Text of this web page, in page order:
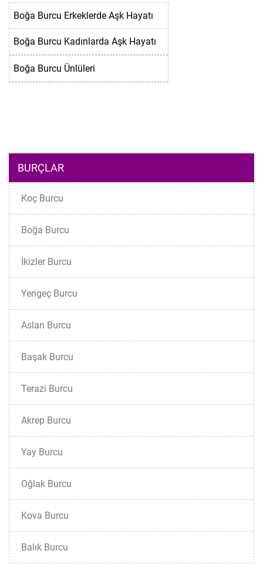
Boğa Burcu Erkeklerde Aşk Hayatı
Boğa Burcu Kadınlarda Aşk Hayatı
Boğa Burcu Ünlüleri
BURÇLAR
Koç Burcu
Boğa Burcu
İkizler Burcu
Yengeç Burcu
Aslan Burcu
Başak Burcu
Terazi Burcu
Akrep Burcu
Yay Burcu
Oğlak Burcu
Kova Burcu
Balık Burcu